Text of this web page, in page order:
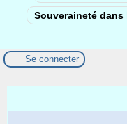
Souveraineté dans
Se connecter